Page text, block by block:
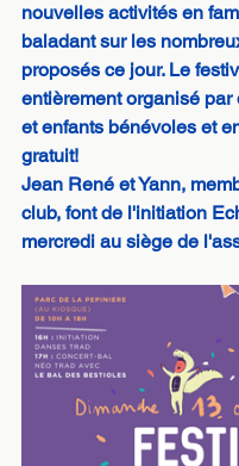
nouvelles activités en
baladant sur les
proposés ce jour. Le
entièrement organisé par
et enfants bénévoles et
gratuit!
Jean René et Yann,
club, font de l'initiation
mercredi au siège de